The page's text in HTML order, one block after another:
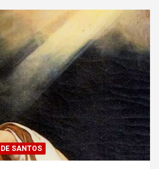
SANTOS